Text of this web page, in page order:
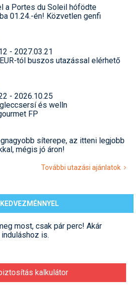
a Portes du Soleil hófödte
01.24.-én! Közvetlen genfi
- 2027.03.21
tól buszos utazással elérhető
- 2026.10.25
és welln
FP
síterepe, az itteni legjobb
mégis jó áron!
További utazási ajánlatok
most, csak pár perc! Akár
is.
kalkulátor